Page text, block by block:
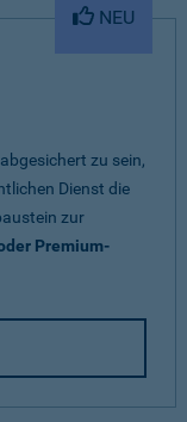
NEU
zu sein,
Dienst die
zur
Premium-